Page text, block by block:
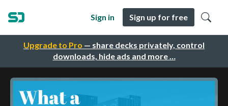
Upgrade to Pro — share decks privately, control
downloads, hide ads and more …
Sign in Sign up for free